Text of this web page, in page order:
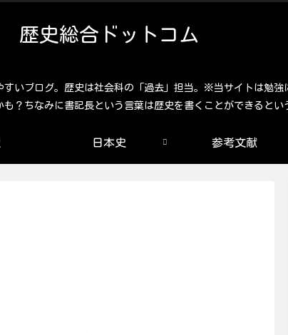
歴史総合ドットコム
いブログ。歴史は社会科の「過去」担当。※当サイトは勉
？ちなみに書記長という言葉は歴史を書くことができるとい
日本史 参考文献